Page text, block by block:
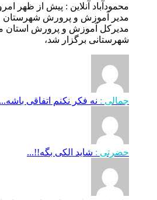
محمودآباد آنلاین : پیش از ظهر
مدیر آموزش و پرورش شهرستان
مدیرکل آموزش و پرورش استان
شهرستانی برگزار شد،
جمالی : نه فکر نکنم اتفاقی باشه...
حضرتی : شاید الکی بگه!!...